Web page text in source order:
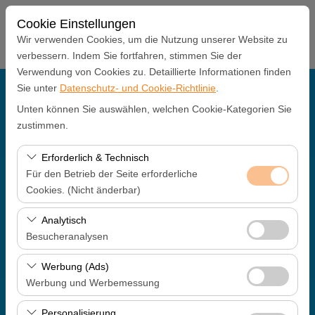
Cookie Einstellungen
Wir verwenden Cookies, um die Nutzung unserer Website zu
verbessern. Indem Sie fortfahren, stimmen Sie der
Verwendung von Cookies zu. Detaillierte Informationen finden
Sie unter Datenschutz- und Cookie-Richtlinie
Unten können Sie auswählen, welchen Cookie-Kategorien Sie
zustimmen.
Erforderlich & Technisch
Für den Betrieb der Seite erforderliche
Cookies. (Nicht änderbar)
Diese Cookies sind für das ordnungsgemäße
Funktionieren der Website, die Sicherheit, die
Sitzungsverwaltung und grundlegende Funktionen
erforderlich. Sie können nicht deaktiviert werden.
Analytisch
Besucheranalysen
Diese Cookies ermöglichen es uns, zu analysieren, wie
unsere Website genutzt wird (Besucherzahl,
meistbesuchte Seiten, Nutzerverhalten). Diese Daten
werden verwendet, um die Leistung der Website zu
Werbung (Ads)
Werbung und Werbemessung
Diese Cookies ermöglichen es uns, Ihnen auf Ihre
Abholstation
Eine andere Rückgabestation auswählen
Abholdatum & Zeit
Rückgabedatum & Zeit